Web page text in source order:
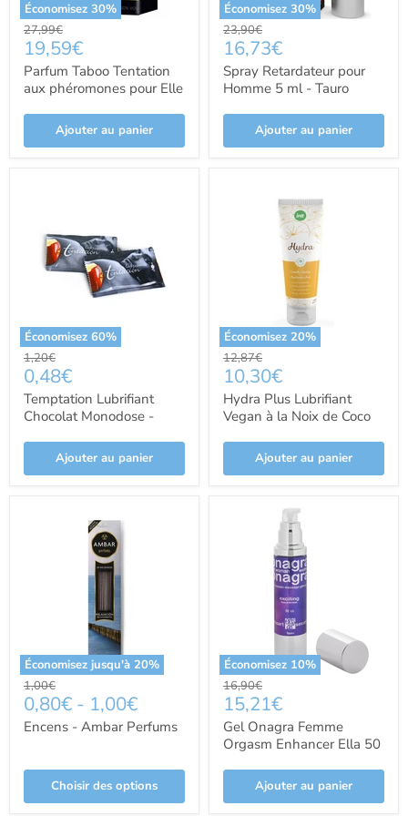
Économisez 30%
Prix
d'origine
27,99€
Prix
actuel
19,59€
Parfum Taboo Tentation
aux phéromones pour Elle
Ajouter au panier
Économisez 30%
Prix
d'origine
23,90€
Prix
actuel
16,73€
Spray Retardateur pour
Homme 5 ml - Tauro
Ajouter au panier
Économisez 60%
Prix
d'origine
1,20€
Prix
actuel
0,48€
Temptation Lubrifiant
Chocolat Monodose -
Ajouter au panier
Économisez 20%
Prix
d'origine
12,87€
Prix
actuel
10,30€
Hydra Plus Lubrifiant
Vegan à la Noix de Coco
Ajouter au panier
Économisez jusqu'à 20%
Prix
d'origine
1,00€
0,80€ - 1,00€
Encens - Ambar Perfums
Choisir des options
Économisez 10%
Prix
d'origine
16,90€
Prix
actuel
15,21€
Gel Onagra Femme
Orgasm Enhancer Ella 50
Ajouter au panier